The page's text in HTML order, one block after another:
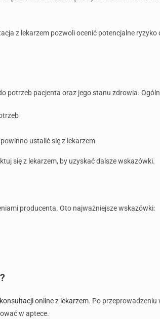
z lekarzem pozwoli ocenić potencjalne
potrzeb pacjenta oraz jego stanu zdrowia.
ustalić się z lekarzem
się z lekarzem, by uzyskać dalsze wskazówki.
producenta. Oto najważniejsze wskazówki:
konsultacji online z lekarzem. Po przeprowadzeniu
w aptece.